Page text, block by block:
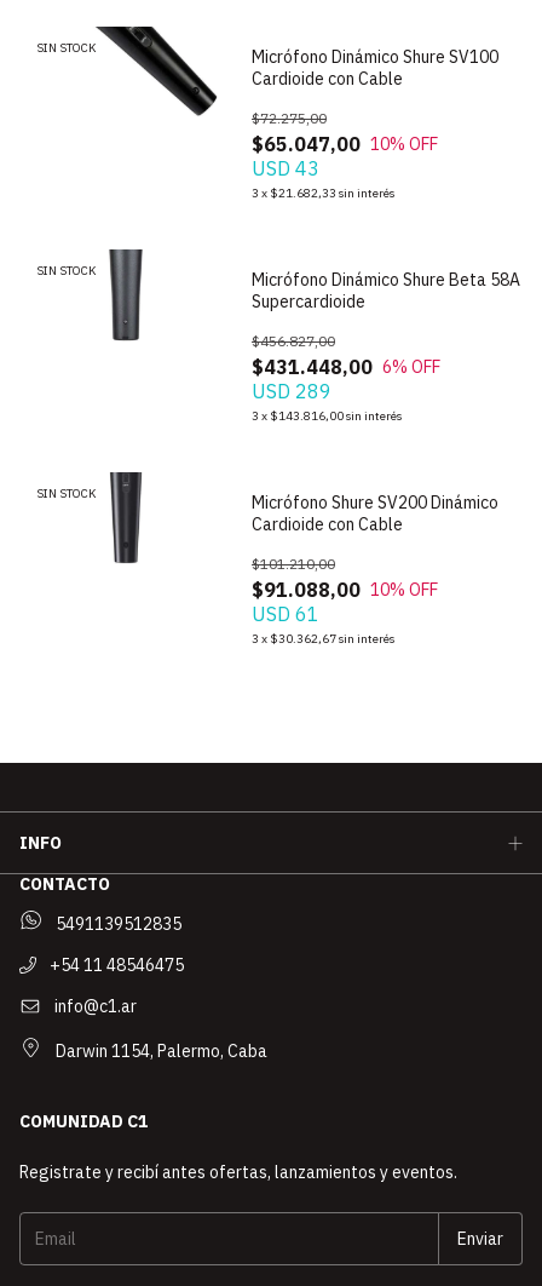
SIN STOCK
Micrófono Dinámico Shure SV100
Cardioide con Cable
$65.047,00
$72.275,00
10% OFF
USD 43
3 x $21.682,33 sin interés
SIN STOCK
Micrófono Dinámico Shure Beta 58A
Supercardioide
$431.448,00
$456.827,00
6% OFF
USD 289
3 x $143.816,00sin interés
SIN STOCK
Micrófono Shure SV200 Dinámico
Cardioide con Cable
$91.088,00
$101.210,00
10% OFF
USD 61
3 x $30.362,67sin interés
INFO
CONTACTO
5491139512835
+54 11 48546475
info@c1.ar
Darwin 1154, Palermo, Caba
COMUNIDAD C1
Registrate y recibí antes ofertas, lanzamientos y eventos.